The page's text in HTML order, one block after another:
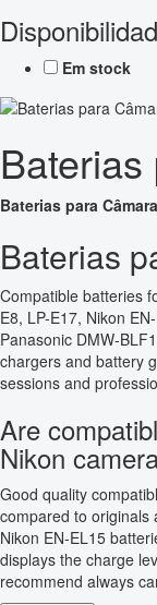
Em stock
Baterias para
Baterias
Compatible batteries
E8, LP-E17, Nikon
Panasonic DMW-
chargers and battery
sessions and
Are
Nikon
Good quality
compared to originals
Nikon EN-EL15
displays the charge
recommend always